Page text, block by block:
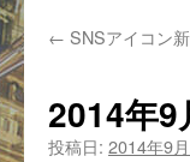
← SNSアイコン
2014年9
投稿日: 2014年9